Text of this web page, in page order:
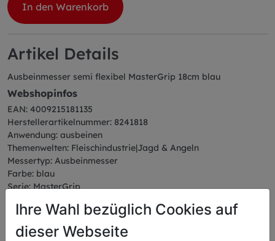
In den Warenkorb
Artikel Details
Ausbeinmesser semi flexibel MasterGrip 18cm blau
Webshopinfos
EAN: 4009215181135
Herstellerartikelnummer: 8241818
Anwendung: ausbeinen
Themenwelten: Fleischindustrie|Jagd & Angeln
Messertyp: Ausbeinmesser
Farbe: blau
Serie: MasterGrip
Abmessungen
Länge: 31,88 cm
Breite: 2,32 cm
Ihre Wahl bezüglich Cookies auf
dieser Webseite